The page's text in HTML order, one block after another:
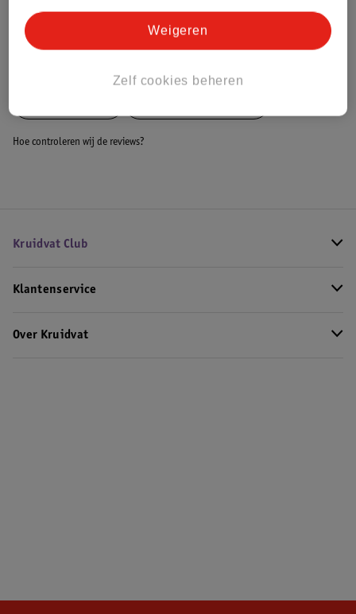
Bestel & Bezorginformatie
Hoe controleren wij de reviews?
Kruidvat Club
Klantenservice
Over Kruidvat
Zelf cookies beheren
Weigeren